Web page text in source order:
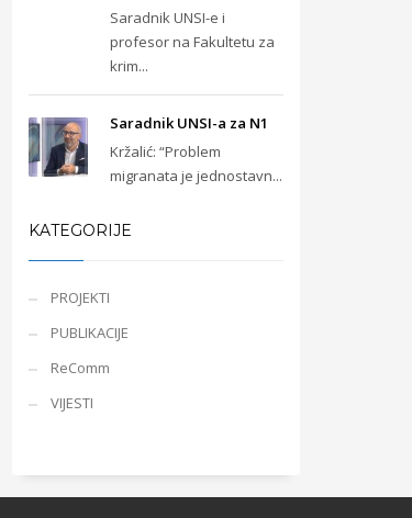
Saradnik UNSI-e i
profesor na Fakultetu za
krim...
Saradnik UNSI-a za N1
Kržalić: “Problem
migranata je jednostavn...
KATEGORIJE
PROJEKTI
PUBLIKACIJE
ReComm
VIJESTI